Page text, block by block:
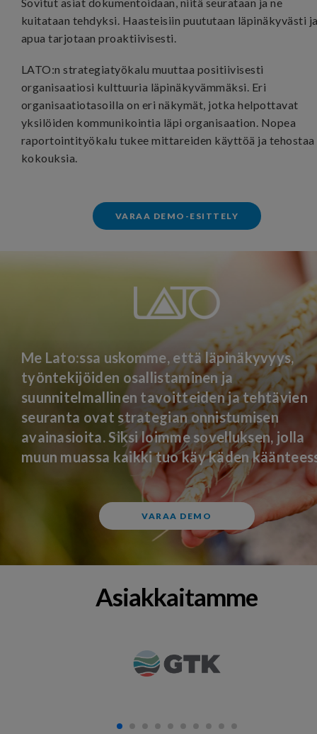
kuitataan tehdyksi. Haasteisiin puututaan läpinäkyvästi
apua tarjotaan proaktiivisesti.
LATO:n strategiatyökalu muuttaa positiivisesti
organisaatiosi kulttuuria läpinäkyvämmäksi. Eri
organisaatiotasoilla on eri näkymät, jotka helpottavat
yksilöiden kommunikointia läpi organisaation. Nopea
raportointityökalu tukee mittareiden käyttöä ja tehostaa
kokouksia.
VARAA DEMO-ESITTELY
Me Lato:ssa uskomme, että läpinäkyvyys,
työntekijöiden osallistaminen ja
suunnitelmallinen tavoitteiden ja tehtävien
seuranta ovat strategian onnistumisen
avainasioita. Siksi loimme sovelluksen, jolla
muun muassa kaikki tuo käy käden
VARAA DEMO
Asiakkaitamme